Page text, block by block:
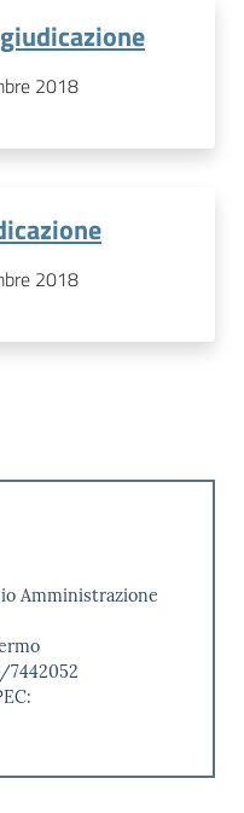
2018
2018
Amministrazione
7442052